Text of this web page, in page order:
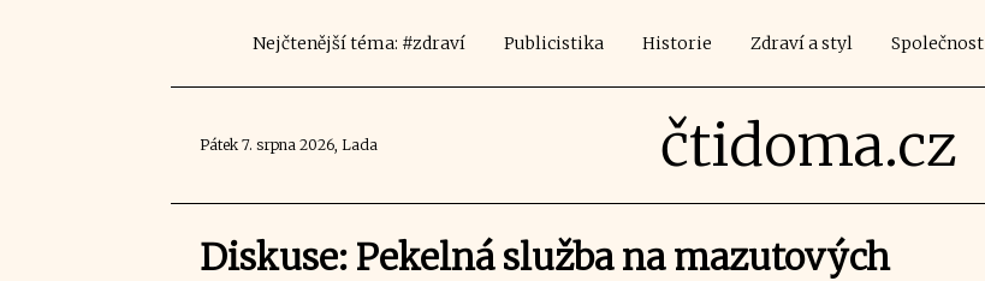
Nejčtenější téma: #zdraví Publicistika Historie Zdraví a styl Společnost
Pátek 7. srpna 2026, Lada čtidoma.cz
Diskuse: Pekelná služba na mazutových